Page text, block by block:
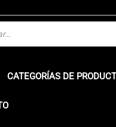
CATEGORÍAS DE